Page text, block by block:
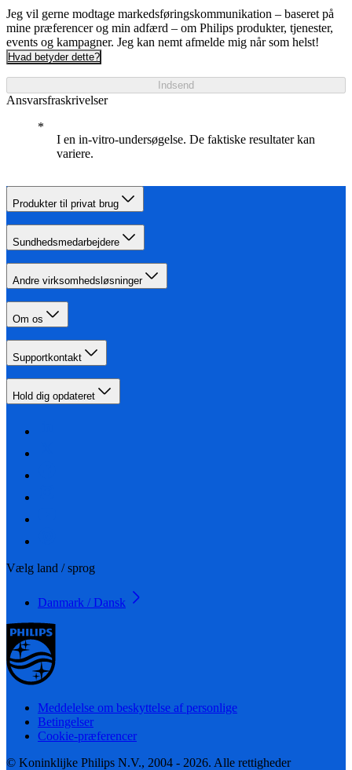
Jeg vil gerne modtage markedsføringskommunikation – baseret på
mine præferencer og min adfærd – om Philips produkter, tjenester,
events og kampagner. Jeg kan nemt afmelde mig når som helst!
Hvad betyder dette?
Indsend
Ansvarsfraskrivelser
I en in-vitro-undersøgelse. De faktiske resultater kan
variere.
Produkter til privat brug
Sundhedsmedarbejdere
Andre virksomhedsløsninger
Om os
Supportkontakt
Hold dig opdateret
Vælg land / sprog
Danmark / Dansk
Meddelelse om beskyttelse af personlige
Betingelser
Cookie-præferencer
© Koninklijke Philips N.V., 2004 - 2026. Alle rettigheder